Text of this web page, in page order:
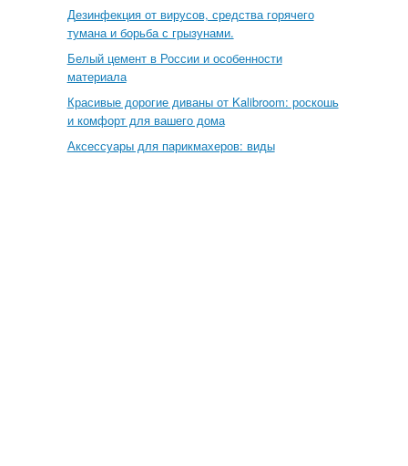
Дезинфекция от вирусов, средства горячего
тумана и борьба с грызунами.
Белый цемент в России и особенности
материала
Красивые дорогие диваны от Kalibroom: роскошь
и комфорт для вашего дома
Аксессуары для парикмахеров: виды